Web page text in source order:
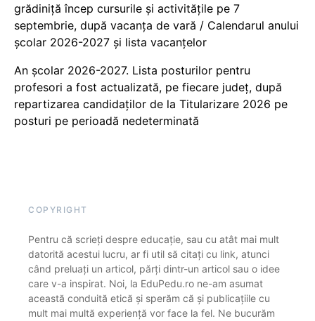
grădiniță încep cursurile și activitățile pe 7
septembrie, după vacanța de vară / Calendarul anului
școlar 2026-2027 și lista vacanțelor
An școlar 2026-2027. Lista posturilor pentru
profesori a fost actualizată, pe fiecare județ, după
repartizarea candidaților de la Titularizare 2026 pe
posturi pe perioadă nedeterminată
COPYRIGHT
Pentru că scrieți despre educație, sau cu atât mai mult
datorită acestui lucru, ar fi util să citați cu link, atunci
când preluați un articol, părți dintr-un articol sau o idee
care v-a inspirat. Noi, la EduPedu.ro ne-am asumat
această conduită etică și sperăm că și publicațiile cu
mult mai multă experiență vor face la fel. Ne bucurăm